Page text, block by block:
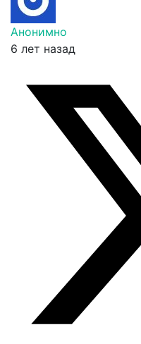
Анонимно
6 лет назад